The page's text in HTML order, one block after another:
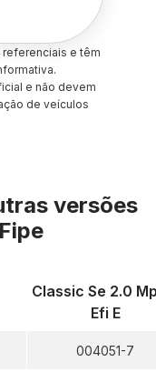
e têm
e não devem
de veículos
versões
Classic Se 2.0
Efi E
004051-7